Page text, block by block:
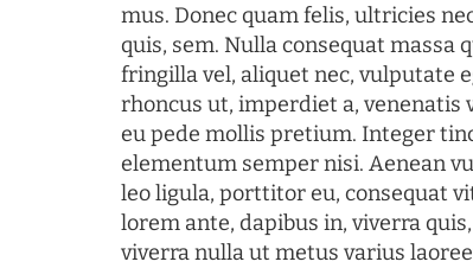
mus. Donec quam felis, ultricies
quis, sem. Nulla consequat massa
fringilla vel, aliquet nec, vulputate
rhoncus ut, imperdiet a, venenatis
eu pede mollis pretium. Integer
elementum semper nisi. Aenean
leo ligula, porttitor eu, consequat
lorem ante, dapibus in, viverra
viverra nulla ut metus varius